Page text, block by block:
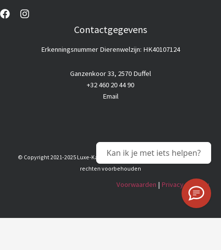
Contactgegevens
Erkenningsnummer Dierenwelzijn: HK40107124
Ganzenkoor 33, 2570 Duffel
+32 460 20 44 90
Email
© Copyright 2021-2025 Luxe-Kattenhotel |Goedkope webhosting© Alle
rechten voorbehouden
Voorwaarden | Privacy & Policy
Kan ik je met iets helpen?